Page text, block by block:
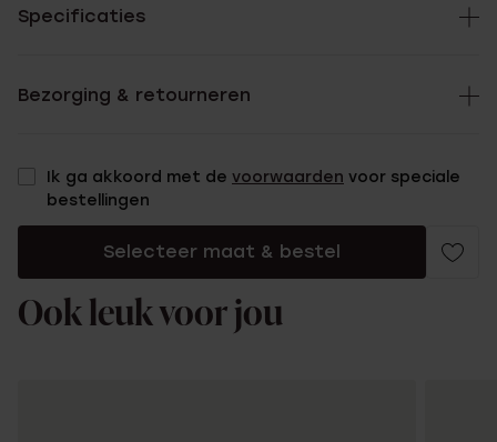
Specificaties
Bezorging & retourneren
Ik ga akkoord met de voorwaarden voor speciale
bestellingen
Selecteer maat & bestel
Ook leuk voor jou